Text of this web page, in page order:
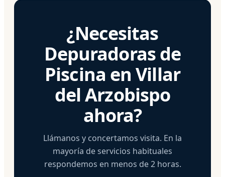
¿Necesitas
Depuradoras de
Piscina en Villar
del Arzobispo
ahora?
Llámanos y concertamos visita. En la
mayoría de servicios habituales
respondemos en menos de 2 horas.